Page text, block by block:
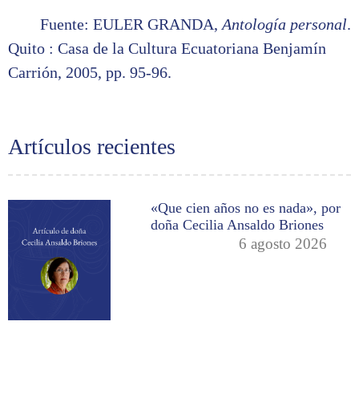
Artículos recientes
«Que cien años no es nada», por
doña Cecilia Ansaldo Briones
6 agosto 2026
Fuente: EULER GRANDA, Antología personal.
Quito : Casa de la Cultura Ecuatoriana Benjamín
Carrión, 2005, pp. 95-96.